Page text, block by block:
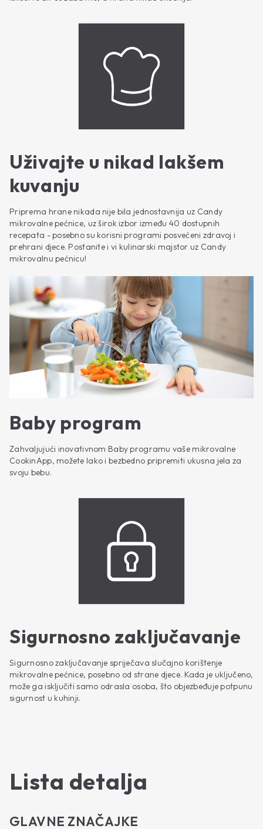
Uživajte u nikad lakšem
kuvanju
Priprema hrane nikada nije bila jednostavnija uz Candy
mikrovalne pećnice, uz širok izbor između 40 dostupnih
recepata - posebno su korisni programi posvećeni zdravoj i
prehrani djece. Postanite i vi kulinarski majstor uz Candy
mikrovalnu pećnicu!
Baby program
Zahvaljujući inovativnom Baby programu vaše mikrovalne
CookinApp, možete lako i bezbedno pripremiti ukusna jela za
svoju bebu.
Sigurnosno zaključavanje
Sigurnosno zaključavanje spriječava slučajno korištenje
mikrovalne pećnice, posebno od strane djece. Kada je uključeno,
može ga isključiti samo odrasla osoba, što objezbeđuje potpunu
sigurnost u kuhinji.
Lista detalja
GLAVNE ZNAČAJKE